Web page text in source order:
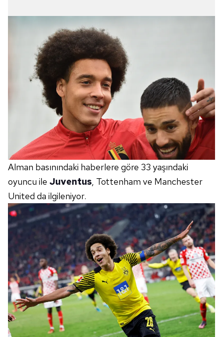
Alman basınındaki haberlere göre 33 yaşındaki
oyuncu ile Juventus , Tottenham ve Manchester
United da ilgileniyor.